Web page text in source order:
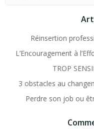
Réinsertion
L’Encouragement à
TROP
3 obstacles au
Perdre son job ou